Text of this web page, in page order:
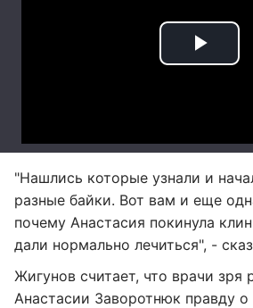
"Нашлись которые узнали и
разные байки. Вот вам и еще
почему Анастасия покинула
дали нормально лечиться", -
Жигунов считает, что врачи зря
Анастасии Заворотнюк правду о